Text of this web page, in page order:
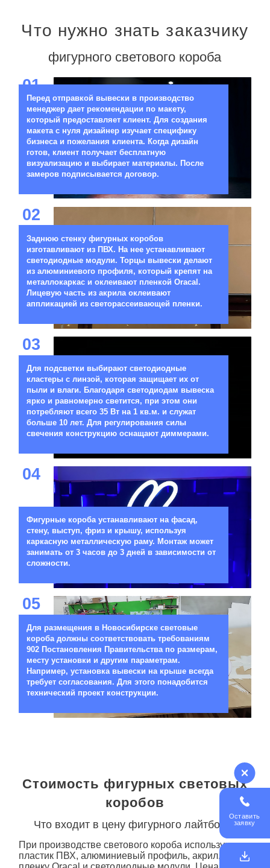
Что нужно знать заказчику
фигурного светового короба
01
Перед отправкой вывески в производство
менеджер дает рекомендации по макету,
который предоставляет клиент. Для создания
макета с нуля дизайнер изучает специфику
бизнеса и пожелания клиента. Когда дизайн
готов, клиент получает бесплатную
визуализацию и выбирает материалы. После
замеров подписывается договор.
02
Заднюю стенку фигурных коробов
изготавливают из ПВХ. На нее устанавливают
светодиодные модули. Торцы вывески делают
из алюминиевого профиля, который крепят на
металлокаркас и оклеивают пленкой Oracal.
Лицевую часть из акрила оклеивают
аппликацией из светорассеивающей пленки.
03
Для подсветки выбирают светодиодные
кластеры с линзой, которая защищает их от
пыли и влаги. Благодаря светодиодам вывеска
ярко и равномерно светится, при этом они
потребляют всего 35 Вт на 1 кв.м. и служат
больше 10 лет. Для регулирования силы
свечения конструкцию оснащают диммерами.
04
Фигурные короба устанавливают на фасад,
стену, выступ, фриз и крышу, используя
каркасную металлическую раму. Монтаж может
занимать от 3 часов до 3 дней в зависимости от
сложности.
05
Для размещения в Новосибирске световые
короба должны соответствовать требованиям
902 Постановления Правительства по размерам,
месту установки и другим параметрам.
Например, установка вывески на крыше всегда
требует согласования. Для этого понадобится
технический проект конструкции.
Стоимость фигурных световых
коробов
Что входит в цену фигурного лайтбокса
При производстве светового короба используют
пластик ПВХ, алюминиевый профиль, акрил,
Оставить
заявку